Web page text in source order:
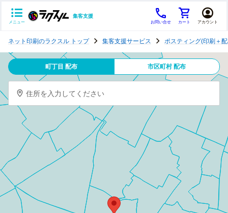
メニュー
集客支援
お問い合せ カート アカウント
テ
ン
グ
ネット印刷のラクスル トップ 集客支援サービス ポスティング(印刷＋
町丁目 配布 市区町村 配布
住所を入力してください